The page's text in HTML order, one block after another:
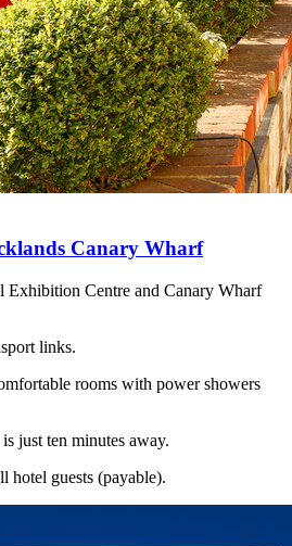
Canary Wharf
Exhibition Centre and Canary Wharf
links.
rooms with power showers
just ten minutes away.
hotel guests (payable).